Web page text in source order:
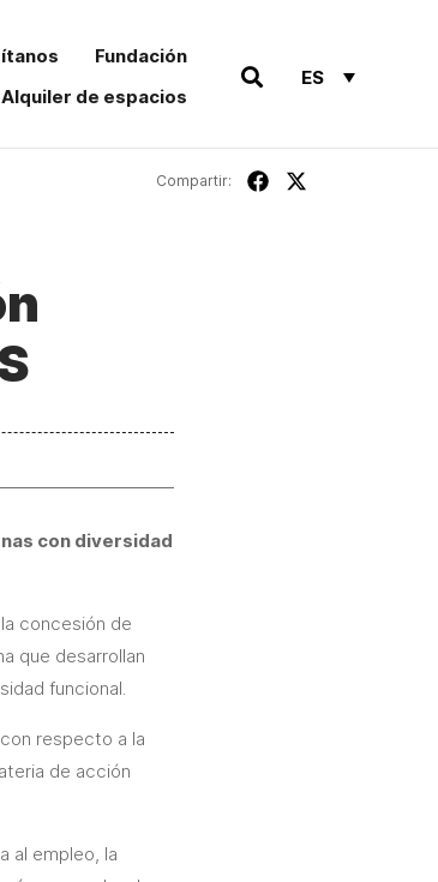
Fundación
Alquiler de espacios
ES
Compartir:
con diversidad
concesión de
que desarrollan
funcional.
respecto a la
de acción
al empleo, la